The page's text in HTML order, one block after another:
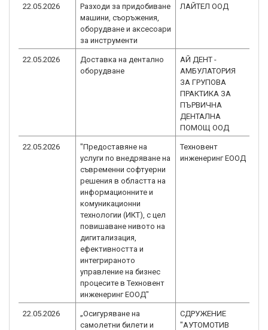
22.05.2026
Разходи за придобиване
машини, съоръжения,
оборудване и аксесоари
за инструменти
ЛАЙТЕЛ ООД
22.05.2026
Доставка на дентално
оборудване
АЙ ДЕНТ -
АМБУЛАТОРИЯ
ЗА ГРУПОВА
ПРАКТИКА ЗА
ПЪРВИЧНА
ДЕНТАЛНА
ПОМОЩ ООД
22.05.2026
"Предоставяне на
услуги по внедряване на
съвременни софтуерни
решения в областта на
информационните и
комуникационни
технологии (ИКТ), с цел
повишаване нивото на
дигитализация,
ефективността и
интегрираното
управление на бизнес
процесите в Техновент
инженеринг ЕООД"
Техновент
инженеринг ЕООД
22.05.2026
„Осигуряване на
самолетни билети и
СДРУЖЕНИЕ
"АУТОМОТИВ